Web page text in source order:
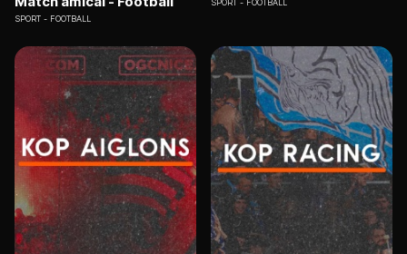
SPORT FOOTBALL
SPORT FOOTBALL